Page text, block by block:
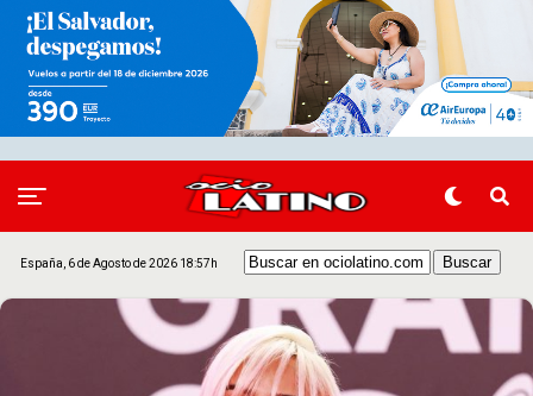
España, 6 de Agosto de 2026 18:57h